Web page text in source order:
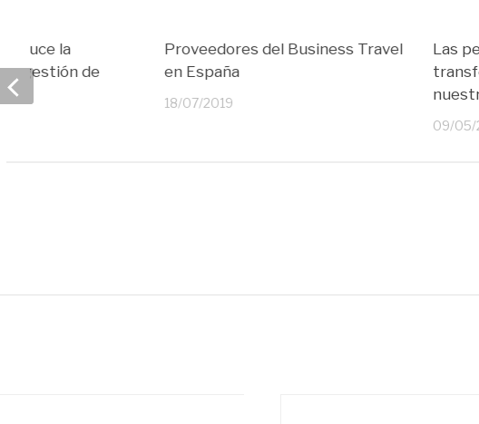
Proveedores del Business Travel
en España
18/07/2019
Las
09/05/
la
la gestión de